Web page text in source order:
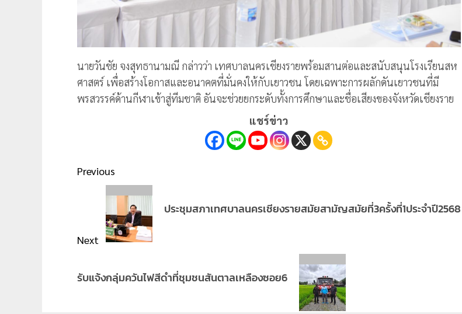
นายวันชัย จงสุทธานามณี กล่าวว่า เทศบาลนครเชียงรายพร้อมสานต่อและสนับสนุนโรงเรียนสห
ศาสตร์ เพื่อสร้างโอกาสและอนาคตที่มั่นคงให้กับเยาวชน โดยเฉพาะการผลักดันเยาวชนที่มี
พรสวรรค์ด้านกีฬาเข้าสู่ทีมชาติ อันจะช่วยยกระดับทั้งการศึกษาและชื่อเสียงของจังหวัดเชียงราย
แชร์ข่าว
Post
navigation
Previous
Previous
ประชุมสภาเทศบาลนครเชียงรายสมัยสามัญสมัยที่3ครั้งที่1ประจำปี2568
Next
post:
รับแจ้งกลุ่มควันไฟสีดำที่ชุมชนสันตาลเหลืองซอย6